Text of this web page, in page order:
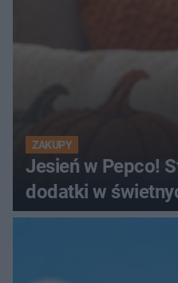
ZAKUPY
Jesień w Pepco!
dodatki w